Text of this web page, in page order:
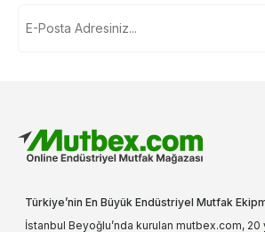
Türkiye’nin En Büyük Endüstriyel Mutfak
İstanbul Beyoğlu’nda kurulan mutbex.com,